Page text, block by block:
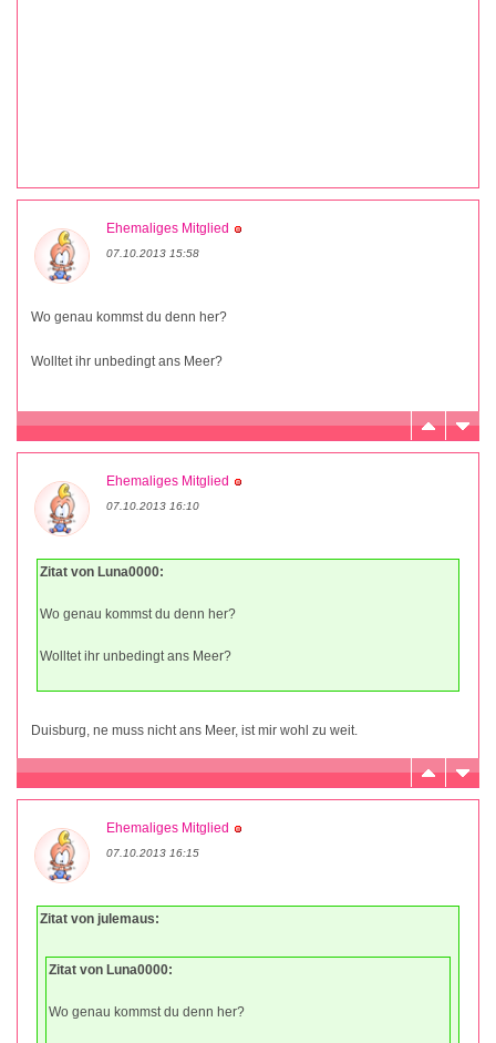
Ehemaliges Mitglied
07.10.2013 15:58
Wo genau kommst du denn her?
Wolltet ihr unbedingt ans Meer?
Ehemaliges Mitglied
07.10.2013 16:10
Zitat von Luna0000:
Wo genau kommst du denn her?
Wolltet ihr unbedingt ans Meer?
Duisburg, ne muss nicht ans Meer, ist mir wohl zu weit.
Ehemaliges Mitglied
07.10.2013 16:15
Zitat von julemaus:
Zitat von Luna0000:
Wo genau kommst du denn her?